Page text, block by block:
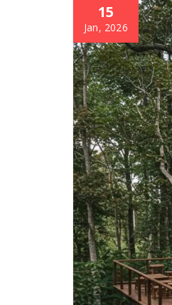
15
Jan, 2026